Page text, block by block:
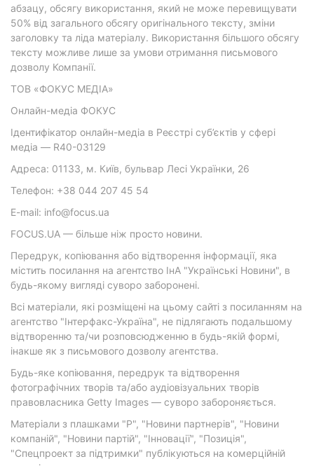
абзацу, обсягу використання, який не може перевищувати
50% від загального обсягу оригінального тексту, зміни
заголовку та ліда матеріалу. Використання більшого обсягу
тексту можливе лише за умови отримання письмового
дозволу Компанії.
ТОВ «ФОКУС МЕДІА»
Онлайн-медіа ФОКУС
Ідентифікатор онлайн-медіа в Реєстрі суб’єктів у сфері
медіа — R40-03129
Адреса: 01133, м. Київ, бульвар Лесі Українки, 26
Телефон: +38 044 207 45 54
E-mail: info@focus.ua
FOCUS.UA — більше ніж просто новини.
Передрук, копіювання або відтворення інформації, яка
містить посилання на агентство ІнА "Українські Новини", в
будь-якому вигляді суворо заборонені.
Всі матеріали, які розміщені на цьому сайті з посиланням на
агентство "Інтерфакс-Україна", не підлягають подальшому
відтворенню та/чи розповсюдженню в будь-якій формі,
інакше як з письмового дозволу агентства.
Будь-яке копіювання, передрук та відтворення
фотографічних творів та/або аудіовізуальних творів
правовласника Getty Images — суворо забороняється.
Матеріали з плашками "Р", "Новини партнерів", "Новини
компаній", "Новини партій", "Інновації", "Позиція",
"Спецпроект за підтримки" публікуються на комерційній